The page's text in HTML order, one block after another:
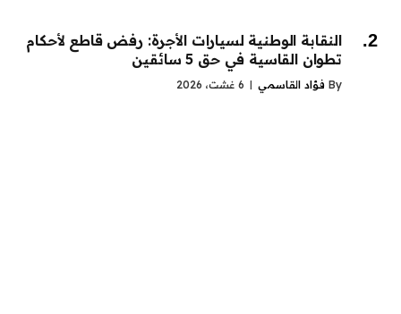
النقابة الوطنية لسيارات الأجرة: رفض قاطع لأحكام
تطوان القاسية في حق 5 سائقين
By فؤاد القاسمي 6 غشت، 2026